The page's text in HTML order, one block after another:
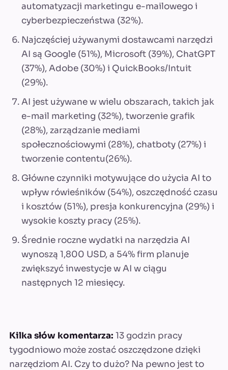
automatyzacji marketingu e-mailowego i
cyberbezpieczeństwa (32%).
Najczęściej używanymi dostawcami narzędzi
AI są Google (51%), Microsoft (39%), ChatGPT
(37%), Adobe (30%) i QuickBooks/Intuit
(29%).
AI jest używane w wielu obszarach, takich jak
e-mail marketing (32%), tworzenie grafik
(28%), zarządzanie mediami
społecznościowymi (28%), chatboty (27%) i
tworzenie contentu(26%).
Główne czynniki motywujące do użycia AI to
wpływ rówieśników (54%), oszczędność czasu
i kosztów (51%), presja konkurencyjna (29%) i
wysokie koszty pracy (25%).
Średnie roczne wydatki na narzędzia AI
wynoszą 1,800 USD, a 54% firm planuje
zwiększyć inwestycje w AI w ciągu
następnych 12 miesięcy.
Kilka słów komentarza: 13 godzin pracy
tygodniowo może zostać oszczędzone dzięki
narzędziom AI. Czy to dużo? Na pewno jest to